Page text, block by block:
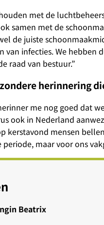
met de
samen met de
de juiste
van infecties. We hebben
raad van bestuur.”
herinnering
me nog goed dat
ook in Nederland
kerstavond mensen
maar voor ons
Beatrix